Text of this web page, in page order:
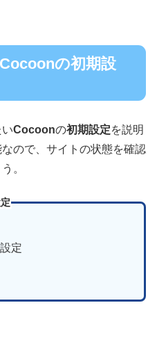
の初期設
Cocoonの初期設定を説明
ので、サイトの状態を確認
。
定